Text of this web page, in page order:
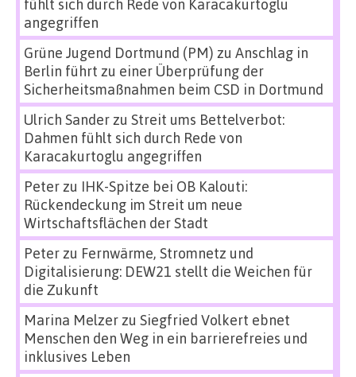
fühlt sich durch Rede von Karacakurtoglu
angegriffen
Grüne Jugend Dortmund (PM) zu Anschlag in
Berlin führt zu einer Überprüfung der
Sicherheitsmaßnahmen beim CSD in Dortmund
Ulrich Sanderzu Streit ums Bettelverbot:
Dahmen fühlt sich durch Rede von
Karacakurtoglu angegriffen
Peterzu IHK-Spitze bei OB Kalouti:
Rückendeckung im Streit um neue
Wirtschaftsflächen der Stadt
Peterzu Fernwärme, Stromnetz und
Digitalisierung: DEW21 stellt die Weichen für
die Zukunft
Marina Melzerzu Siegfried Volkert ebnet
Menschen den Weg in ein barrierefreies und
inklusives Leben